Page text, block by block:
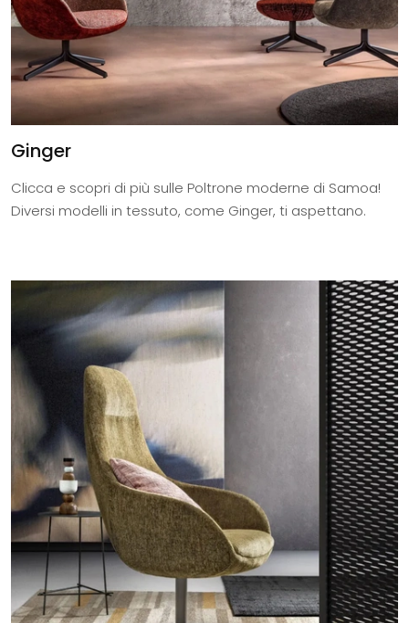
Ginger
Clicca e scopri di più sulle Poltrone moderne di Samoa!
Diversi modelli in tessuto, come Ginger, ti aspettano.